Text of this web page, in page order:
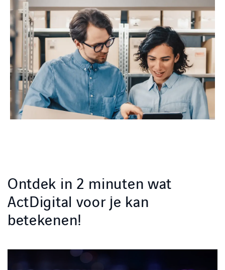
Ontdek in 2 minuten wat
ActDigital voor je kan
betekenen!